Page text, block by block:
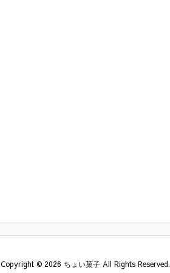
Copyright © 2026 ちょい菓子All Rights Reserved.